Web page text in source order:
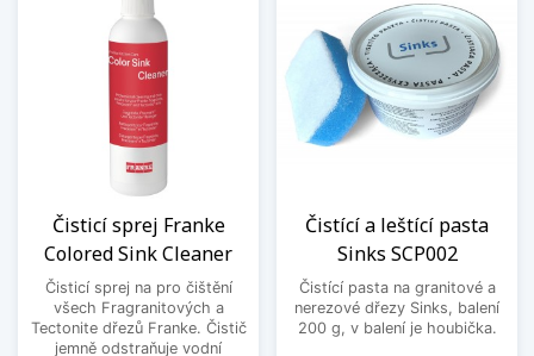
Čisticí sprej Franke
Colored Sink Cleaner
Čisticí sprej na pro čištění
všech Fragranitových a
Tectonite dřezů Franke. Čistič
jemně odstraňuje vodní
Čistící a leštící pasta
Sinks SCP002
Čistící pasta na granitové a
nerezové dřezy Sinks, balení
200 g, v balení je houbička.